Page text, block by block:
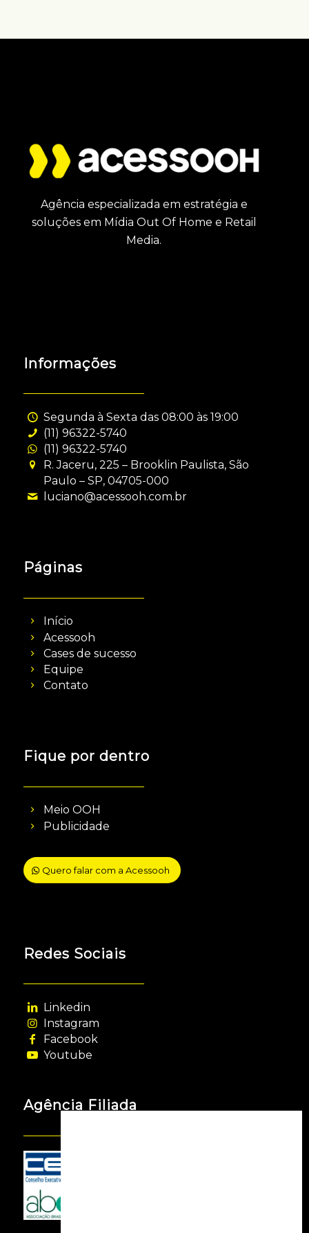
Agência especializada em estratégia e
soluções em Mídia Out Of Home e Retail
Media.
Informações
Segunda à Sexta das 08:00 às 19:00
(11) 96322-5740
(11) 96322-5740
R. Jaceru, 225 – Brooklin Paulista, São
Paulo – SP, 04705-000
luciano@acessooh.com.br
Páginas
Início
Acessooh
Cases de sucesso
Equipe
Contato
Fique por dentro
Meio OOH
Publicidade
Quero falar com a Acessooh
Redes Sociais
Linkedin
Instagram
Facebook
Youtube
Agência Filiada